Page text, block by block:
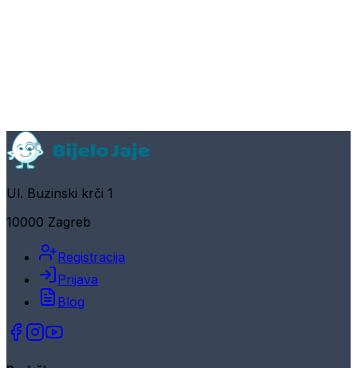
Ul. Buzinski krči 1
10000 Zagreb
Registracija
Prijava
Blog